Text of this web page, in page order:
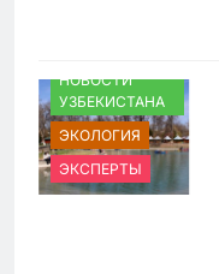
НОВОСТИ
УЗБЕКИСТАНА
ЭКОЛОГИЯ
ЭКСПЕРТЫ